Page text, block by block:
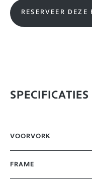
RESERVEER DEZE
SPECIFICATIES
VOORVORK
FRAME